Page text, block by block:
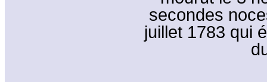
secondes
juillet 1783 qui